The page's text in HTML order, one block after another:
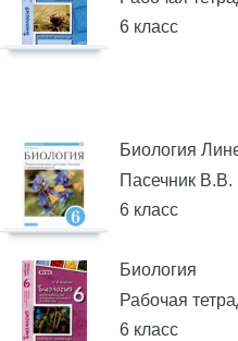
6 класс
Биология
Пасечник В.В.
6 класс
Биология
Рабочая
6 класс